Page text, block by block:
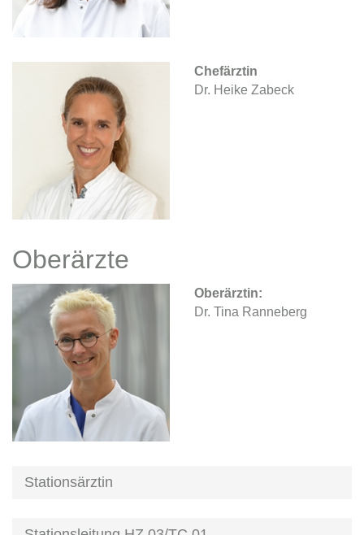
Chefärztin
Dr. Heike Zabeck
Oberärzte
Oberärztin:
Dr. Tina Ranneberg
Stationsärztin